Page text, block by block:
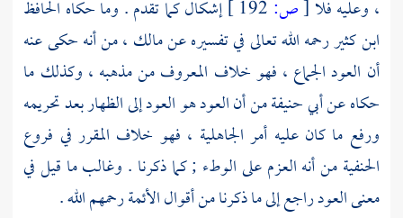
، وعليه فلا [ص: إشكال كما تقدم . وما حكاه الحافظ
ابن كثيررحمه الله تعالى في تفسيره عنمالك ، من أنه حكى عنه
أن العود الجماع ، فهو خلاف المعروف من مذهبه ، وكذلك ما
حكاه عنأبي حنيفةمن أن العود هو العود إلى الظهار بعد تحريمه
ورفع ما كان عليه أمر الجاهلية ، فهو خلاف المقرر في فروع
الحنفية من أنه العزم على الوطء ; كما ذكرنا . وغالب ما قيل في
معنى العود راجع إلى ما ذكرنا من أقوال الأئمة رحمهم الله .